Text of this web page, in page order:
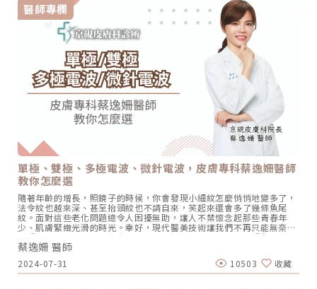
醫師專欄
單極、雙極、多極電波、微針電波，皮膚專科蔡逸姍醫師
教你怎麼選
隨著年齡的增長，照鏡子的時候，你會發現小細紋怎麼悄悄地變多了，
法令紋也越來深、甚至抬頭紋也不請自來，笑起來還會多了幾條魚尾
紋。面對這些老化問題總令人困擾無助，讓人不禁懷念起那些青春年
少、肌膚緊緻光滑的時光。幸好，現代醫美技術讓我們不再只能無奈地
接受歲月的痕跡。電波拉皮無疑是當今非侵入性療程中相當受歡迎的選
擇之一，成為許多人重拾緊緻肌膚的秘密武器。近年來，各式各樣的電
波療程陸續問世，為消費者提供了多樣化的選擇。而這當中又包含了非
侵入性的單極電波、多極電波，以及微侵入性的微針電波，每種療程都
有獨特的優勢和適用範圍。本文將從療程原理到各類型的儀器比較，並
蔡逸姍 醫師
2024-07-31 10503 收藏